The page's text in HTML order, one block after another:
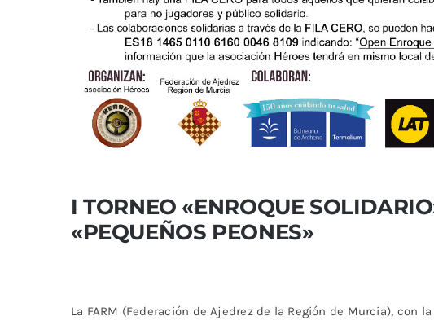
I TORNEO «ENROQUE
«PEQUEÑOS PEONES»
La FARM (Federación de Ajedrez de la Región de Murcia), con